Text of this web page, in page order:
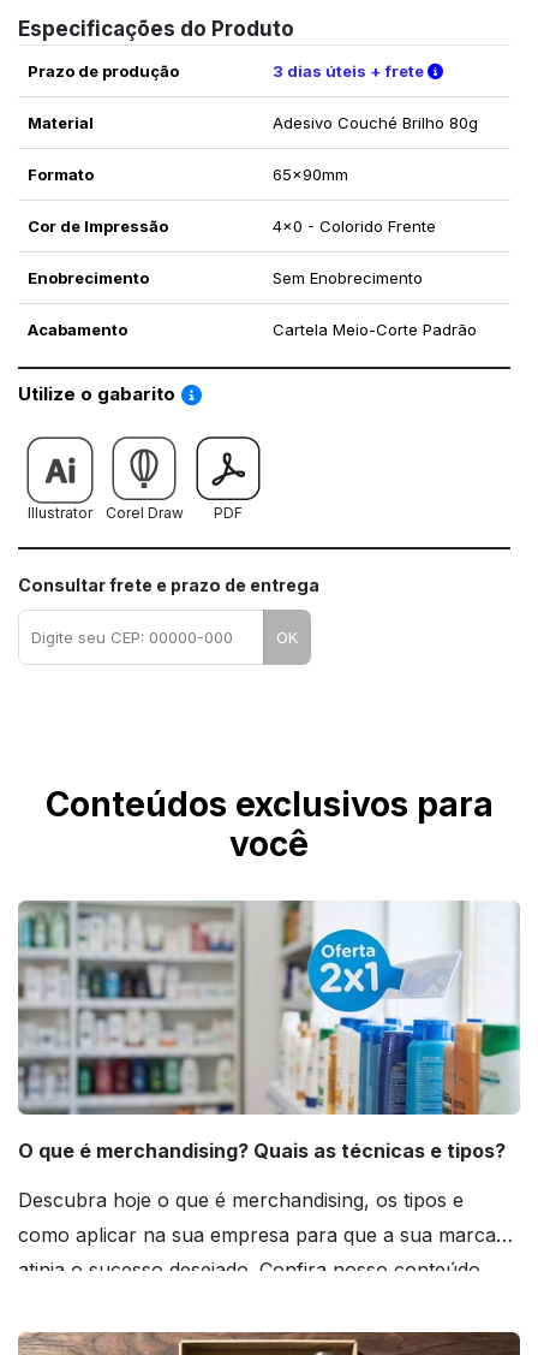
Especificações do Produto
Prazo de produção 3 dias úteis + frete Verifique
Material Adesivo Couché Brilho 80g
Formato 65x90mm
Cor de Impressão 4x0 - Colorido Frente
Enobrecimento Sem Enobrecimento
Acabamento Cartela Meio-Corte Padrão
Utilize o gabarito Saiba como utilizar os nossos gabaritos
Illustrator Corel Draw PDF
Consultar frete e prazo de entrega
OK
Conteúdos exclusivos para
você
O que é merchandising? Quais as técnicas e tipos?
Descubra hoje o que é merchandising, os tipos e
como aplicar na sua empresa para que a sua marca
atinja o sucesso desejado. Confira nosso conteúdo